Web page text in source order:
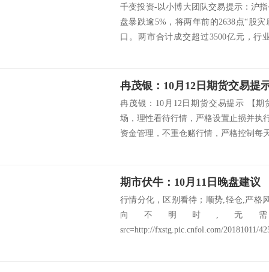
千变投资-以小博大团队交易提示：沪
盘暴跌逾5%，将两年前的2638点“股
口。两市合计成交超过3500亿元，行
冉茂银：10月12日期货交易提
冉茂银：10月12日期货交易提示 【
场，理性看待行情，严格设置止损并执
资金管理，不重仓赌行情，严格控制每
期市伏牛：10月11日晚盘建议
行情分化，区别看待；顺势,轻仓,严格
向不明时,无
src=http://fxstg.pic.cnfol.com/20181011/